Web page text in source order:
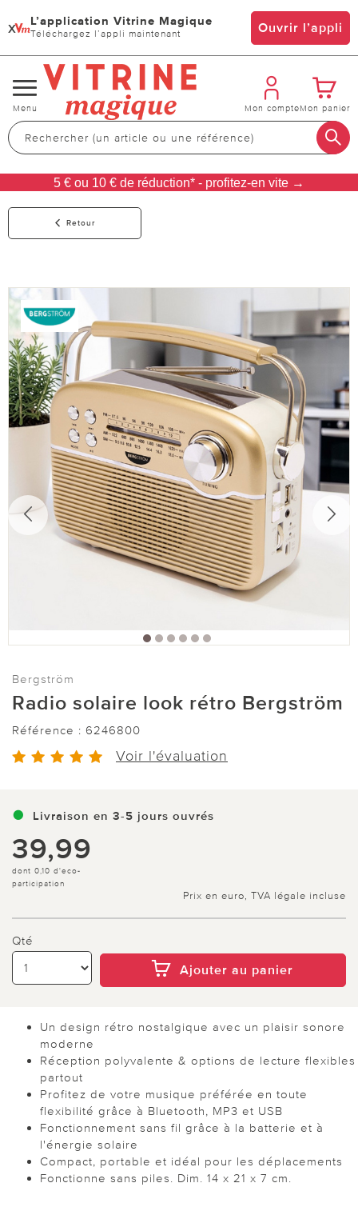
x L’application Vitrine Magique
Téléchargez l’appli maintenant Ouvrir l’appli
Changer
de
navigation
Menu Mon compteMon panier
5 € ou 10 € de réduction* - profitez-en vite →
Retour
Bergström
Radio solaire look rétro Bergström
Référence : 6246800
Voir l'évaluation
Livraison en 3-5 jours ouvrés
39,99
dont 0,10 d'eco-
participation
Prix en euro, TVA légale incluse
Qté
Ajouter au panier
Un design rétro nostalgique avec un plaisir sonore
moderne
Réception polyvalente & options de lecture flexibles
partout
Profitez de votre musique préférée en toute
flexibilité grâce à Bluetooth, MP3 et USB
Fonctionnement sans fil grâce à la batterie et à
l'énergie solaire
Compact, portable et idéal pour les déplacements
Fonctionne sans piles. Dim. 14 x 21 x 7 cm.